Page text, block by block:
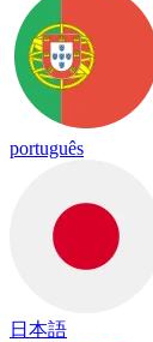
português
日本語